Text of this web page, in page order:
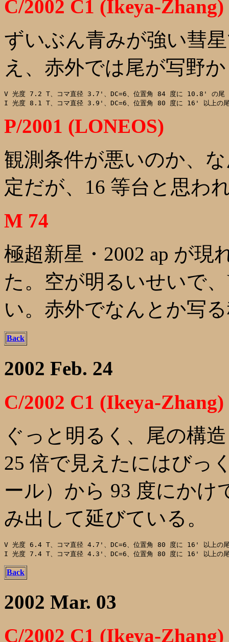
C/2002 C1 (Ikeya-Zhang)
ずいぶん青みが強い彗
え、赤外では尾が写野
V 光度 7.2 T、コマ直径 3.7'、DC=6、位置角 84 度に 10.8' の尾
P/2001 (LONEOS)
観測条件が悪いのか、
定だが、16 等台と思わ
M 74
極超新星・2002 ap が
た。空が明るいせいで
い。赤外でなんとか写
Back
2002 Feb. 24
C/2002 C1 (Ikeya-Zhang)
ぐっと明るく、尾の構
25 倍で見えたにはびっ
ール）から 93 度にかけ
み出して延びている。
V 光度 6.4 T、コマ直径 4.7'、DC=6、位置角 80 度に 16' 以上の
Back
2002 Mar. 03
C/2002 C1 (Ikeya-Zhang)